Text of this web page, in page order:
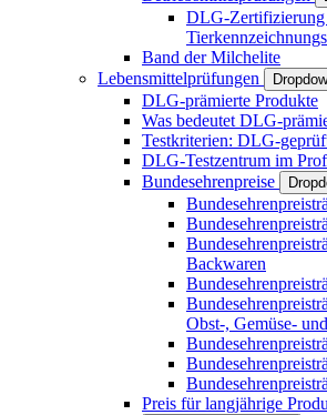
DLG-
Band der Milchelite
Lebensmittelprüfungen
DLG-prämierte Produkte
Was bedeutet DLG-
Testkriterien: DLG-
DLG-Testzentrum im
Bundesehrenpreise
Backwaren
Obst-, Gemüse-
Preis für langjährige